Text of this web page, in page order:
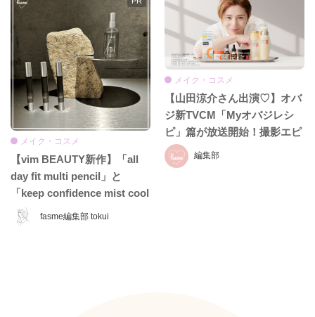
fasme編集部 tokui
メイク・コスメ
【vim BEAUTY新作】「all
day fit multi pencil」と
「keep confidence mist cool
EX」をレビュー♡ 夏のお直
しに頼れるコスメをチェッ
編集部
メイク・コスメ
【山田涼介さん出演♡】オバ
ジ新TVCM「Myオバジレシ
ピ」篇が放送開始！撮影エピ
ソード＆インタビュー全文を
お届け